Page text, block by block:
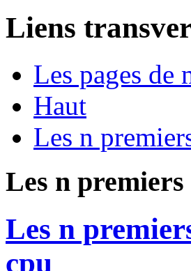
Liens
Les pages de
Haut
Les n
Les n premiers
Les n
cpu